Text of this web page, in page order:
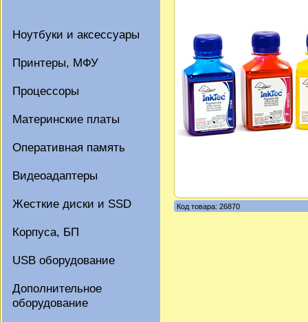
Ноутбуки и аксессуары
Принтеры, МФУ
Процессоры
Материнские платы
Оперативная память
Видеоадаптеры
Жесткие диски и SSD
Корпуса, БП
USB оборудование
Дополнительное
оборудование
Код товара: 26870